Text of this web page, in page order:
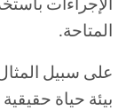
الإجراءات
المتاحة.
على سبيل
بيئة حياة